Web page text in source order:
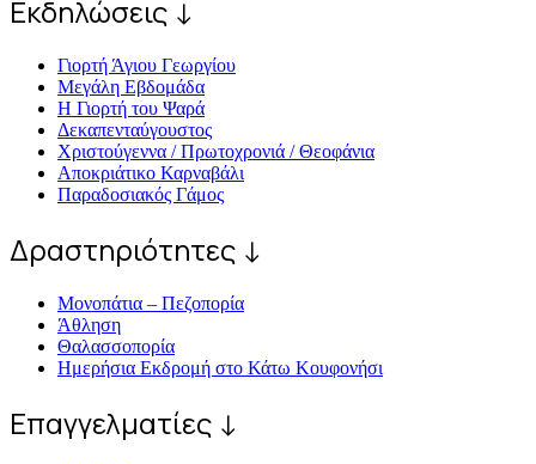
Εκδηλώσεις ↓
Γιορτή Άγιου Γεωργίου
Μεγάλη Εβδομάδα
Η Γιορτή του Ψαρά
Δεκαπενταύγουστος
Χριστούγεννα / Πρωτοχρονιά / Θεοφάνια
Αποκριάτικο Καρναβάλι
Παραδοσιακός Γάμος
Δραστηριότητες ↓
Μονοπάτια – Πεζοπορία
Άθληση
Θαλασσοπορία
Ημερήσια Εκδρομή στο Κάτω Κουφονήσι
Επαγγελματίες ↓